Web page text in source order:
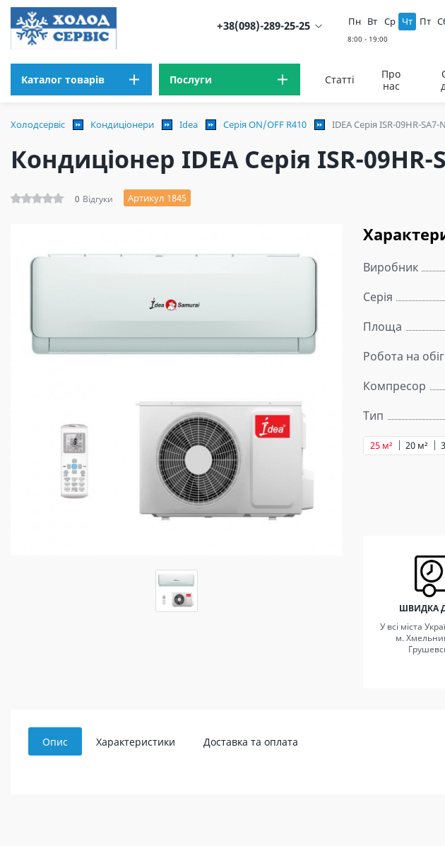
+38(098)-289-25-25 Пн Вт Ср Чт Пт
Каталог товарів Послуги Статті
Про
нас
Холодсервіс Кондиціонери Idea Серія ON/OFF R410 IDEA Серія ISR-09HR-SA7-
Кондиціонер IDEA Серія ISR-09HR-
0 Відгуки Артикул 1845
Виробник
Серія
Площа
Робота на
Компресор
Тип
20 м²
25 м²
ШВИДКА
У всі міста
м.
Опис Характеристики Доставка та оплата